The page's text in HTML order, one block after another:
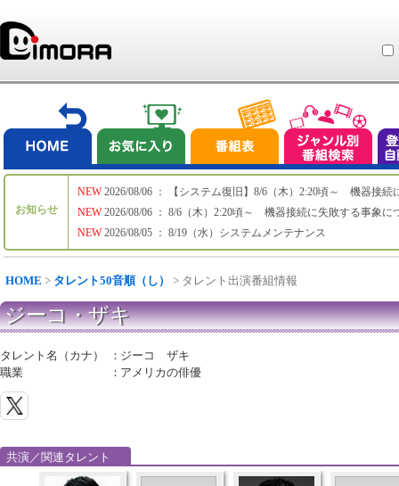
お知らせ
NEW
NEW
NEW
2026/08/06 ： 【システム復旧】8/6（木）2:20頃～ 機器接続
2026/08/06 ： 8/6（木）2:20頃～ 機器接続に失敗する事象に
2026/08/05 ： 8/19（水）システムメンテナンス
HOME > タレント50音順（し） > タレント出演番組情報
ジーコ・ザキ
タレント名（カナ） ： ジーコ ザキ
職業
： アメリカの俳優
共演／関連タレント